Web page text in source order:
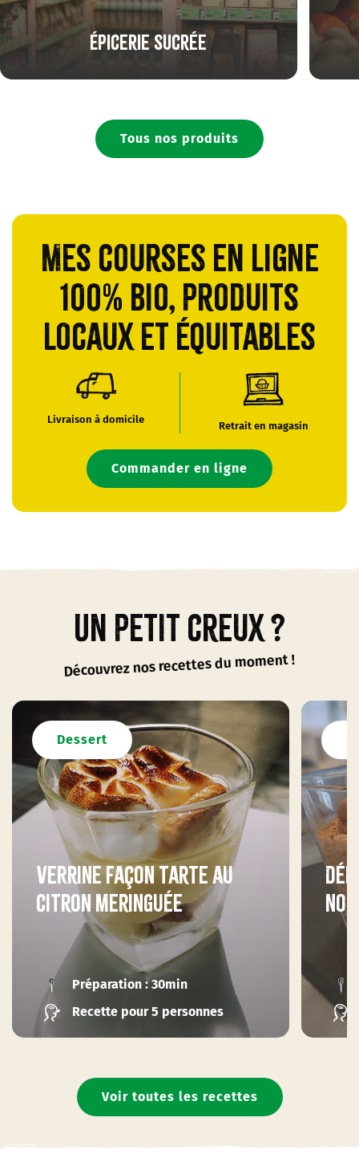
Épicerie sucrée
Tous nos produits
Mes courses en ligne
100% bio, produits
locaux et équitables
Livraison à domicile
Retrait en magasin
Commander en ligne
Un petit creux ?
Découvrez nos recettes du moment !
Verrine façon tarte au
citron meringuée
Dessert
Préparation : 30min
Recette pour 5 personnes
Voir toutes les recettes